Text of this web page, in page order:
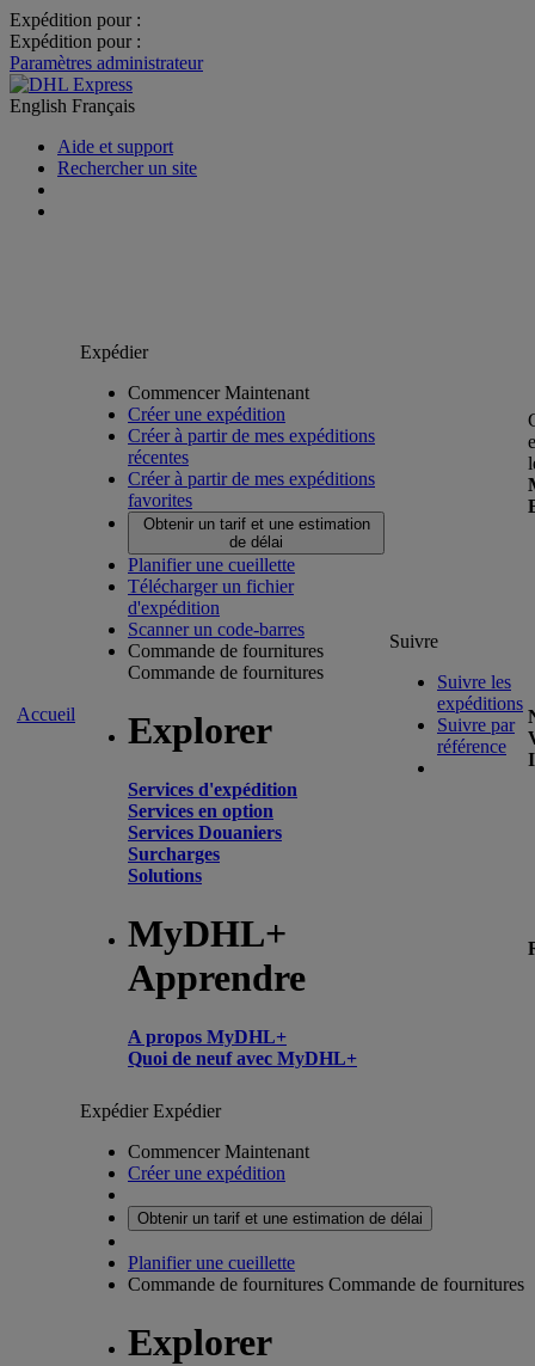
Expédition pour :
Expédition pour :
Paramètres administrateur
English Français
Aide et support
Rechercher un site
Accueil
Expédier
Commencer Maintenant
Créer une expédition
Créer à partir de mes expéditions
récentes
Créer à partir de mes expéditions
favorites
Obtenir un tarif et une estimation
de délai
Planifier une cueillette
Télécharger un fichier
d'expédition
Scanner un code-barres
Commande de fournitures
Commande de fournitures
Explorer
Services d'expédition
Services en option
Services Douaniers
Surcharges
Solutions
MyDHL+
Apprendre
A propos MyDHL+
Quoi de neuf avec MyDHL+
Suivre
Suivre les
expéditions
Suivre par
référence
ExpédierExpédier
Commencer Maintenant
Créer une expédition
Obtenir un tarif et une estimation de délai
Planifier une cueillette
Commande de fournitures Commande de fournitures
Explorer